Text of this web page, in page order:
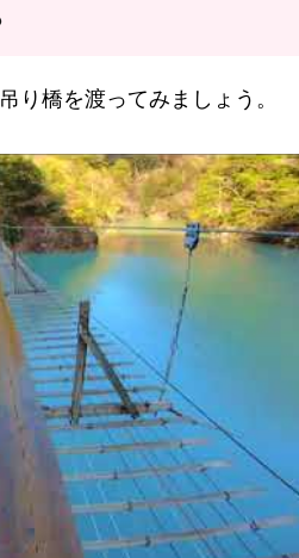
り橋を渡ってみましょう。